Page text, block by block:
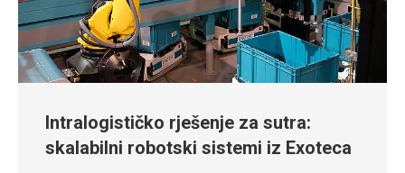
Intralogističko rješenje za sutra:
skalabilni robotski sistemi iz Exoteca